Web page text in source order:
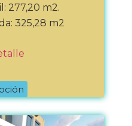
277,20 m2.
325,28 m2